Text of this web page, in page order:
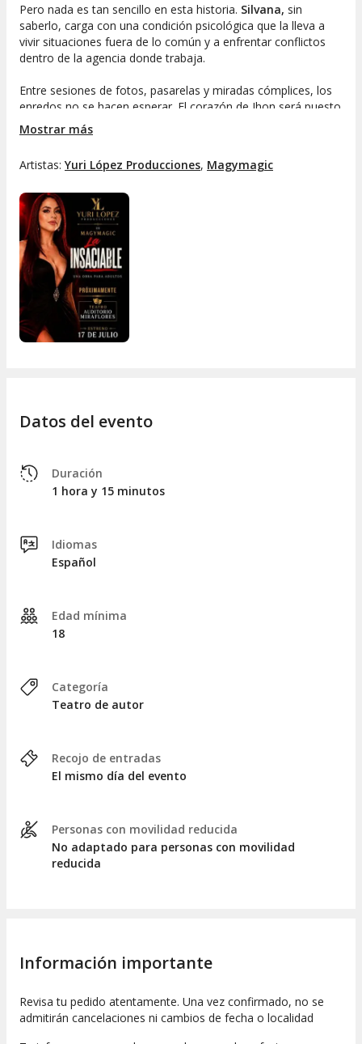
Pero nada es tan sencillo en esta historia. Silvana, sin
saberlo, carga con una condición psicológica que la lleva a
vivir situaciones fuera de lo común y a enfrentar conflictos
dentro de la agencia donde trabaja.
Entre sesiones de fotos, pasarelas y miradas cómplices, los
enredos no se hacen esperar. El corazón de Jhon será puesto
a prueba cuando Silvana, en medio de sus propios dilemas,
cruce límites inesperados y se vea envuelta en un triángulo
Personajes auténticos y situaciones que te
mantendrán expectante
Un vistazo al fascinante mundo del modelaje limeño
No te pierdas la historia de
el romance se entrelazan en un escenario tan vibrante como
la ciudad de Lima. Descubre por qué este relato es uno de
los espectáculos más buscados y vive una experiencia única
desde el primer momento.
Mostrar más
Artistas: Yuri López Producciones, Magymagic
Datos del evento
Duración
1 hora y 15 minutos
Idiomas
Español
Edad mínima
18
Categoría
Teatro de autor
Recojo de entradas
El mismo día del evento
Personas con movilidad reducida
No adaptado para personas con movilidad
reducida
Información importante
Revisa tu pedido atentamente. Una vez confirmado, no se
admitirán cancelaciones ni cambios de fecha o localidad